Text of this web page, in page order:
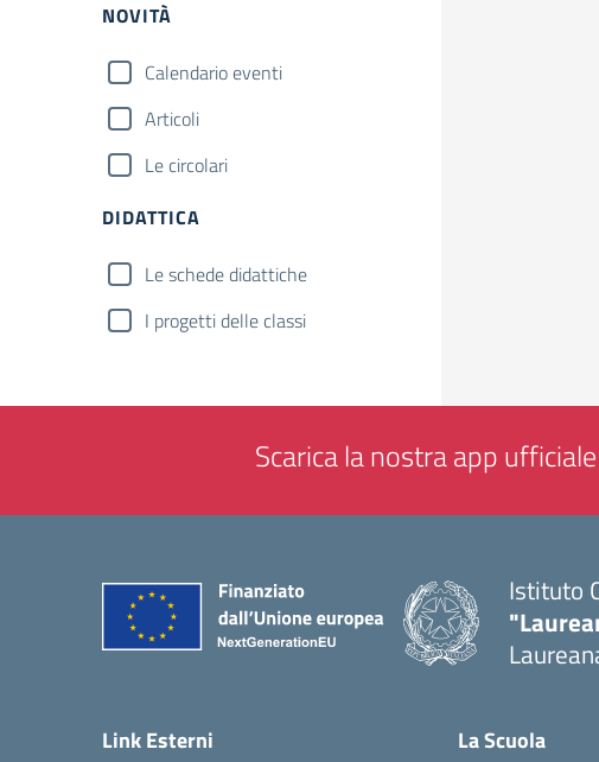
NOVITÀ
Calendario eventi
Articoli
Le circolari
DIDATTICA
Le schede didattiche
I progetti delle classi
Scarica la nostra app
Istituto
Link Esterni La Scuola